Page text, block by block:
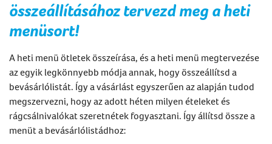
összeállításáhoztervezd meg a heti
menüsort!
A heti menü ötletekösszeírása, és a heti menü megtervezése
az egyik legkönnyebb módja annak, hogy összeállítsd a
bevásárlólistát. Így a vásárlást egyszerűen az alapján tudod
megszervezni, hogy az adott héten milyen ételeket és
rágcsálnivalókat szeretnétek fogyasztani. Így állítsd összea
menüt a bevásárlólistádhoz: